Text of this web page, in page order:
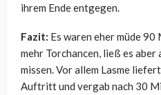
ihrem Ende entgegen.
Fazit: Es waren eher müde 90
mehr Torchancen, ließ es
missen. Vor allem Lasme
Auftritt und vergab nach 30